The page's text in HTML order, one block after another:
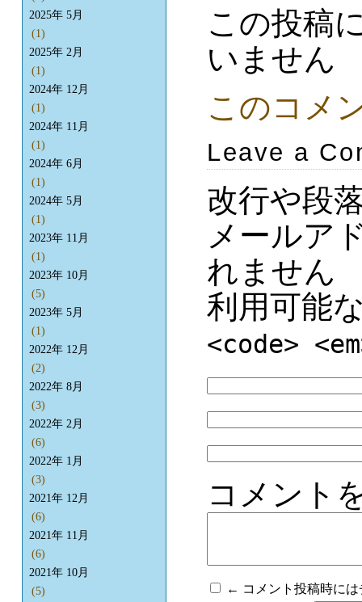
この投稿
いません
このコメ
Leave a
改行や段
メールア
れません
利用可能
<code>
コメント
← コメント投稿時に
2025年 5月
(1)
2025年 2月
(1)
2024年 12月
(1)
2024年 11月
(1)
2024年 6月
(1)
2024年 5月
(1)
2023年 11月
(1)
2023年 10月
(5)
2023年 5月
(1)
2022年 12月
(2)
2022年 8月
(3)
2022年 2月
(6)
2022年 1月
(3)
2021年 12月
(6)
2021年 11月
(6)
2021年 10月
(5)